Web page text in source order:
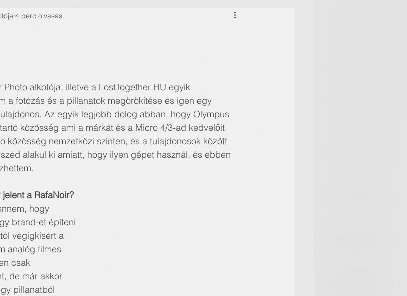
OM System OM-3
4 perc olvasás
alkotója, illetve a LostTogether HU egyik
a fotózás és a pillanatok megörökítése és igen egy
Az egyik legjobb dolog abban, hogy Olympus
közösség ami a márkát és a Micro 4/3-ad kedvelőit
közösség nemzetközi szinten, és a tulajdonosok között
alakul ki amiatt, hogy ilyen gépet használ, és ebben
a RafaNoir?
hogy
brand-et építeni
végigkísért a
analóg filmes
csak
de már akkor
pillanatból